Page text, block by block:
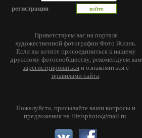
регистрация
Приветствуем вас на портале
художественной фотографии Фото Жизнь.
Если вы хотите присоединиться к нашему
дружному фотосообществу, рекомендуем вам
зарегистрироваться и ознакомиться с
правилами сайта.
Пожалуйста, присылайте ваши вопросы и
предложения наlifeisphoto@mail.ru.